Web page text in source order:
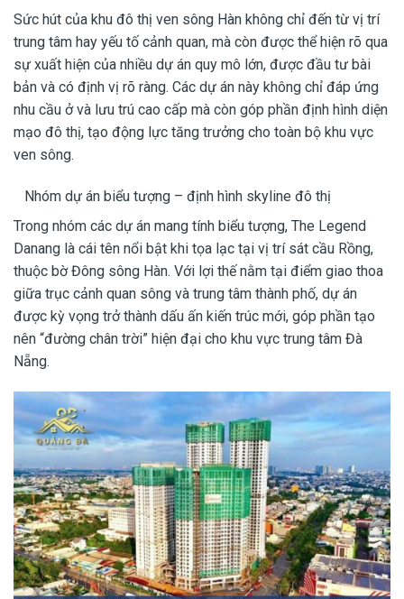
Sức hút của khu đô thị ven sông Hàn không chỉ đến từ vị trí
trung tâm hay yếu tố cảnh quan, mà còn được thể hiện rõ qua
sự xuất hiện của nhiều dự án quy mô lớn, được đầu tư bài
bản và có định vị rõ ràng. Các dự án này không chỉ đáp ứng
nhu cầu ở và lưu trú cao cấp mà còn góp phần định hình diện
mạo đô thị, tạo động lực tăng trưởng cho toàn bộ khu vực
ven sông.
Nhóm dự án biểu tượng – định hình skyline đô thị
Trong nhóm các dự án mang tính biểu tượng, The Legend
Danang là cái tên nổi bật khi tọa lạc tại vị trí sát cầu Rồng,
thuộc bờ Đông sông Hàn. Với lợi thế nằm tại điểm giao thoa
giữa trục cảnh quan sông và trung tâm thành phố, dự án
được kỳ vọng trở thành dấu ấn kiến trúc mới, góp phần tạo
nên “đường chân trời” hiện đại cho khu vực trung tâm Đà
Nẵng.